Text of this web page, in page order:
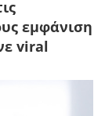
εμφάνιση
viral